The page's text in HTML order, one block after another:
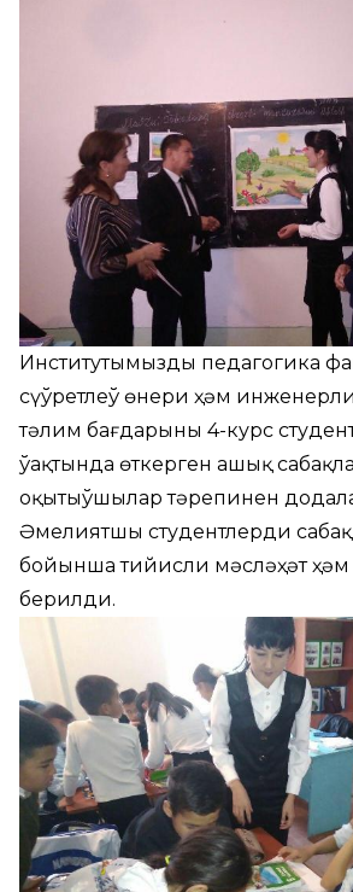
Институтымыздың педагогика
сүўретлеў өнери ҳәм
тәлим бағдарының 4-курс
ўақтында өткерген ашық
оқытыўшылар тәрепинен
Әмелиятшы студентлердиң
бойынша тийисли мәсләҳәт
берилди.